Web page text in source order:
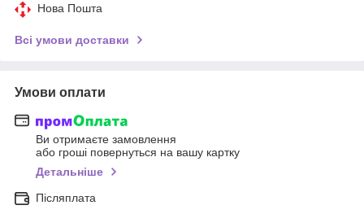
Нова Пошта
Всі умови доставки
Умови оплати
Ви отримаєте замовлення
або гроші повернуться на вашу картку
Детальніше
Післяплата